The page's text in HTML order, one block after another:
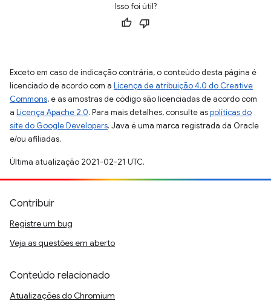
Isso foi útil?
Exceto em caso de indicação contrária, o conteúdo desta página é
licenciado de acordo com a Licença de atribuição 4.0 do Creative
Commons, e as amostras de código são licenciadas de acordo com
a Licença Apache 2.0. Para mais detalhes, consulte aspolíticas do
site do Google Developers. Java é uma marca registrada da Oracle
e/ou afiliadas.
Última atualização 2021-02-21 UTC.
Contribuir
Registre um bug
Veja as questões em aberto
Conteúdo relacionado
Atualizações do Chromium